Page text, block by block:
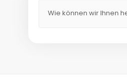
Wie können wir Ihnen